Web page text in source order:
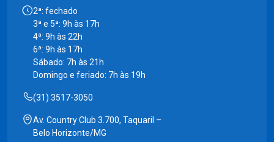
2ª: fechado
3ª e 5ª: 9h às 17h
4ª: 9h às 22h
6ª: 9h às 17h
Sábado: 7h às 21h
Domingo e feriado: 7h às 19h
(31) 3517-3050
Av. Country Club 3.700, Taquaril –
Belo Horizonte/MG